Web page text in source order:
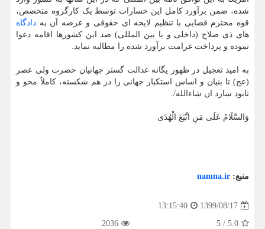
شده، ضمن برآورد کامل این خسارات توسط یک کارگروه متخصص،
قوه محترم قضایی با تنظیم لایحه ای حقوقی و عرضه آن به دادگاه
های ذی صلاح (داخلی و یا بین المللی) ضد این کشورها اقامه دعوا
نموده و پرداخت غرامت برآورد شده را مطالبه نماید.
به امید تعجیل در ظهور یگانه عدالت گستر جهانیان حضرت ولی عصر
(عج) تا بنیان و اساس استکبار جهانی را در هم شکسته، کاملاً محو و
نابود سازد ان شاءالله/.
وَالسَّلَامُ عَلَی مَنِ اتَّبَعَ الْهُدَی
منبع: namna.ir
1399/08/17
13:15:40
5.0
/
5
2036